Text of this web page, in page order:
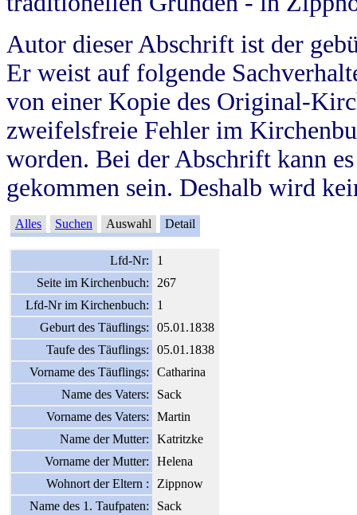
Autor dieser Abschrift ist der
Er weist auf folgende
von einer Kopie des Original-
zweifelsfreie Fehler im
worden. Bei der Abschrift kann
gekommen sein. Deshalb wird
Alles Suchen Auswahl Detail
Lfd-Nr:
1
Seite im Kirchenbuch:
267
Lfd-Nr im Kirchenbuch:
1
Geburt des Täuflings:
05.01.1838
Taufe des Täuflings:
05.01.1838
Vorname des Täuflings:
Catharina
Name des Vaters:
Sack
Vorname des Vaters:
Martin
Name der Mutter:
Katritzke
Vorname der Mutter:
Helena
Wohnort der Eltern :
Zippnow
Name des 1. Taufpaten:
Sack